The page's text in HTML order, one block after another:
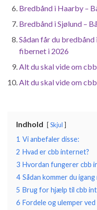
Bredbånd i Haarby –
Bredbånd i Sjølund –
Sådan får du
fibernet i 2026
Alt du skal vide om
Alt du skal vide om
Indhold Skjul
1 Vi anbefaler disse:
2 Hvad er cbb internet?
3 Hvordan fungerer cbb
4 Sådan kommer du
5 Brug for hjælp til cbb
6 Fordele og ulemper